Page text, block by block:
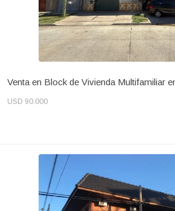
Venta en Block de Vivienda Multifamiliar
USD 90.000